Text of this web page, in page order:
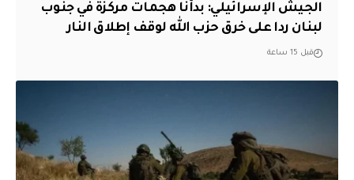
الجيش الإسرائيلي: بدأنا هجمات مركزة في جنوب
لبنان ردا على خرق حزب الله لوقف إطلاق النار
قبل 15 ساعة